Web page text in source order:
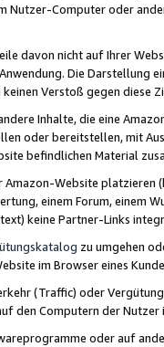
Nutzer-Computer oder
davon nicht auf Ihrer
Die Darstellung
Verstoß gegen diese
Inhalte, die eine
oder bereitstellen, mit
befindlichen Material
Amazon-Website
einem Forum, einem
keine Partner-Links
zu umgehen
im Browser eines
(Traffic) oder
den Computern der
oder auf